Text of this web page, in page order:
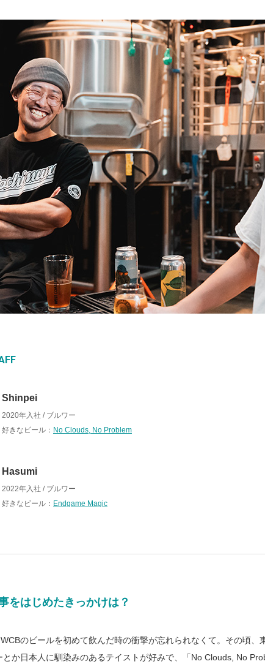
Shinpei
2020年入社 / ブルワー
好きなビール： No Clouds, No Problem
Hasumi
2022年入社 / ブルワー
好きなビール： Endgame Magic
をはじめたきっかけは？
のビールを初めて飲んだ時の衝撃が忘れられなくて。その頃、
とか日本人に馴染みのあるテイストが好みで、「No Clouds, No